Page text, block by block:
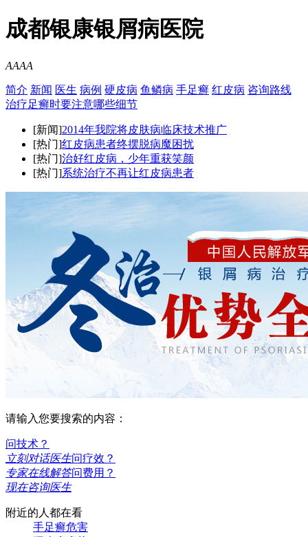
成都银康银屑病医院
AAAA
简介 新闻 医生 病例 硬皮病 鱼鳞病 手足癣 红皮病 咨询路线
治疗足癣时要注意哪些细节
[新闻]2014年我院将皮肤病临床技术推广
[热门]红皮病患者终摆脱病魔困扰
[热门]治好红皮病，少年重获笑颜
[热门]系统治疗不再让红皮病患者
请输入您要搜索的内容：
问技术？
立刻对话医生问疗效？
专家在线解答问费用？
现在咨询医生
附近的人都在看
手足癣危害